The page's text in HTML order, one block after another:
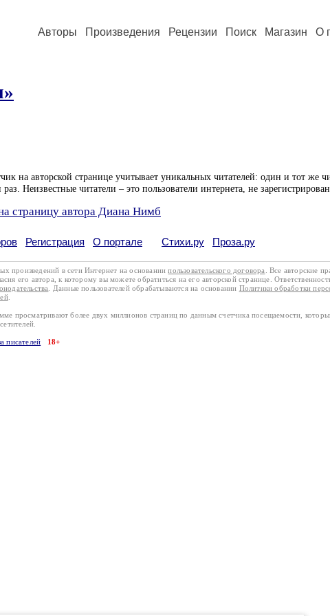
Авторы Произведения Рецензии Поиск Магазин О
на авторской странице учитывает уникальных читателей: один и тот же
Неизвестные читатели – это пользователи интернета, не
страницу автора Диана Нимб
Регистрация О портале Стихи.ру Проза.ру
произведений в сети Интернет на основаниипользовательского договора
. Все авторские
его автора, к которому вы можете обратиться на его авторской странице.
. Данные пользователей обрабатываются на основании Политики обработки
.
просматривают более двух миллионов страниц по данным счетчика посещаемости,
писателей 18+